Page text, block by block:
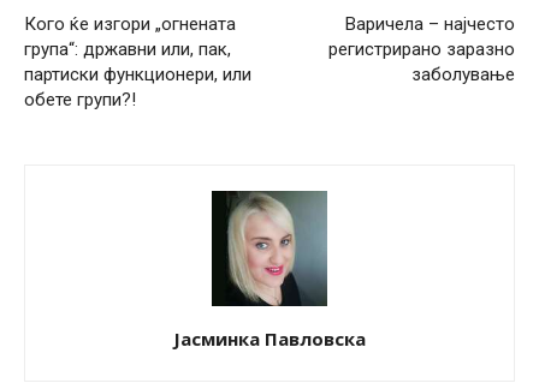
Кого ќе изгори „огнената
група“: државни или, пак,
партиски функционери, или
обете групи?!
Варичела – најчесто
регистрирано заразно
заболување
Јасминка Павловска